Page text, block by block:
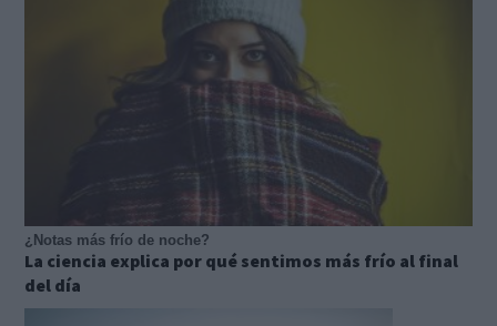
¿Notas más frío de noche?
La ciencia explica por qué sentimos más frío al final
del día